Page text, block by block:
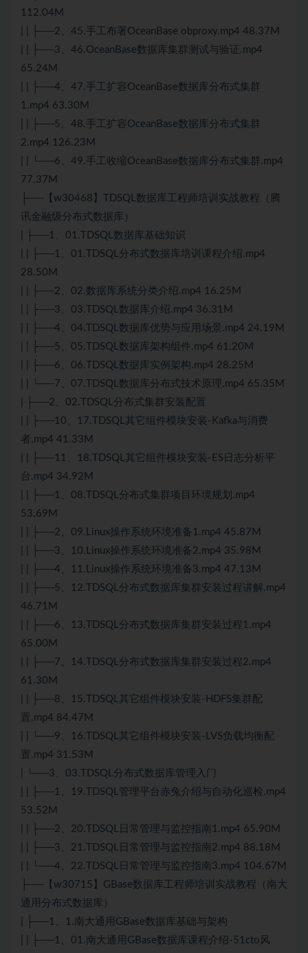
112.04M
| | ├──2、45.手工布署OceanBase obproxy.mp4 48.37M
| | ├──3、46.OceanBase数据库集群测试与验证.mp4
65.24M
| | ├──4、47.手工扩容OceanBase数据库分布式集群
1.mp4 63.30M
| | ├──5、48.手工扩容OceanBase数据库分布式集群
2.mp4 126.23M
| | └──6、49.手工收缩OceanBase数据库分布式集群.mp4
77.37M
├──【w30468】TDSQL数据库工程师培训实战教程（腾
讯金融级分布式数据库）
| ├──1、01.TDSQL数据库基础知识
| | ├──1、01.TDSQL分布式数据库培训课程介绍.mp4
28.50M
| | ├──2、02.数据库系统分类介绍.mp4 16.25M
| | ├──3、03.TDSQL数据库介绍.mp4 36.31M
| | ├──4、04.TDSQL数据库优势与应用场景.mp4 24.19M
| | ├──5、05.TDSQL数据库架构组件.mp4 61.20M
| | ├──6、06.TDSQL数据库实例架构.mp4 28.25M
| | └──7、07.TDSQL数据库分布式技术原理.mp4 65.35M
| ├──2、02.TDSQL分布式集群安装配置
| | ├──10、17.TDSQL其它组件模块安装-Kafka与消费
者.mp4 41.33M
| | ├──11、18.TDSQL其它组件模块安装-ES日志分析平
台.mp4 34.92M
| | ├──1、08.TDSQL分布式集群项目环境规划.mp4
53.69M
| | ├──2、09.Linux操作系统环境准备1.mp4 45.87M
| | ├──3、10.Linux操作系统环境准备2.mp4 35.98M
| | ├──4、11.Linux操作系统环境准备3.mp4 47.13M
| | ├──5、12.TDSQL分布式数据库集群安装过程讲解.mp4
46.71M
| | ├──6、13.TDSQL分布式数据库集群安装过程1.mp4
65.00M
| | ├──7、14.TDSQL分布式数据库集群安装过程2.mp4
61.30M
| | ├──8、15.TDSQL其它组件模块安装-HDFS集群配
置.mp4 84.47M
| | └──9、16.TDSQL其它组件模块安装-LVS负载均衡配
置.mp4 31.53M
| └──3、03.TDSQL分布式数据库管理入门
| | ├──1、19.TDSQL管理平台赤兔介绍与自动化巡检.mp4
53.52M
| | ├──2、20.TDSQL日常管理与监控指南1.mp4 65.90M
| | ├──3、21.TDSQL日常管理与监控指南2.mp4 88.18M
| | └──4、22.TDSQL日常管理与监控指南3.mp4 104.67M
├──【w30715】GBase数据库工程师培训实战教程（南大
通用分布式数据库）
| ├──1、1.南大通用GBase数据库基础与架构
| | ├──1、01.南大通用GBase数据库课程介绍-51cto风